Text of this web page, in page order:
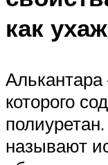
как
Алькантара
которого
называют